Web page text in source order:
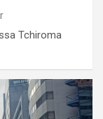
Tchiroma